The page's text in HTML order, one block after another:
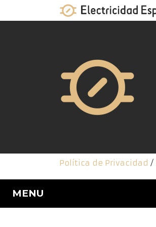
Política de Privacidad /
MENU